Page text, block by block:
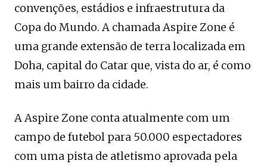
convenções, estádios e infraestrutura da
Copa do Mundo. A chamada Aspire Zone é
uma grande extensão de terra localizada em
Doha, capital do Catar que, vista do ar, é como
mais um bairro da cidade.
A Aspire Zone conta atualmente com um
campo de futebol para 50.000 espectadores
com uma pista de atletismo aprovada pela